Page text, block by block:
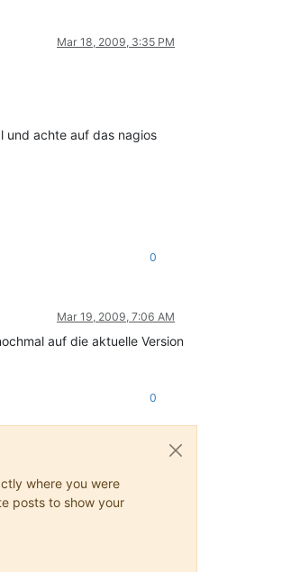
Mar 18, 2009, 3:35 PM
und achte auf das nagios
0
Mar 19, 2009, 7:06 AM
auf die aktuelle Version
0
where you were
posts to show your